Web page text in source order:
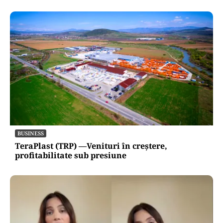
BUSINESS
TeraPlast (TRP) —Venituri în creștere,
profitabilitate sub presiune